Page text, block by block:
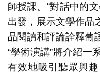
師授課。“對話中的
出發，展示文學作品
品閱讀和評論詮釋葡
“學術演講”將介紹一
有效地吸引聽眾興